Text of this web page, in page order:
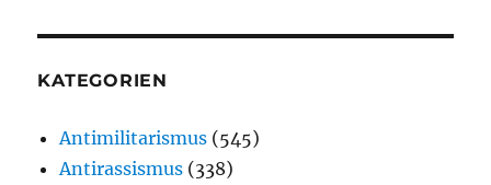
KATEGORIEN
Antimilitarismus (545)
Antirassismus (338)